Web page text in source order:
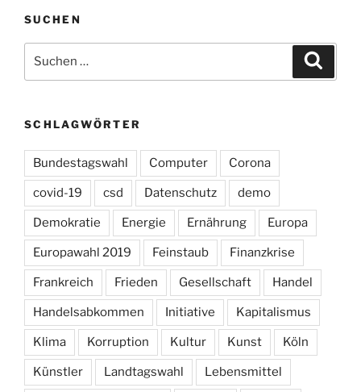
SUCHEN
nach:
SCHLAGWÖRTER
Bundestagswahl Computer Corona
covid-19 csd Datenschutz demo
Demokratie Energie Ernährung Europa
Europawahl 2019 Feinstaub Finanzkrise
Frankreich Frieden Gesellschaft Handel
Handelsabkommen Initiative Kapitalismus
Klima Korruption Kultur Kunst Köln
Künstler Landtagswahl Lebensmittel